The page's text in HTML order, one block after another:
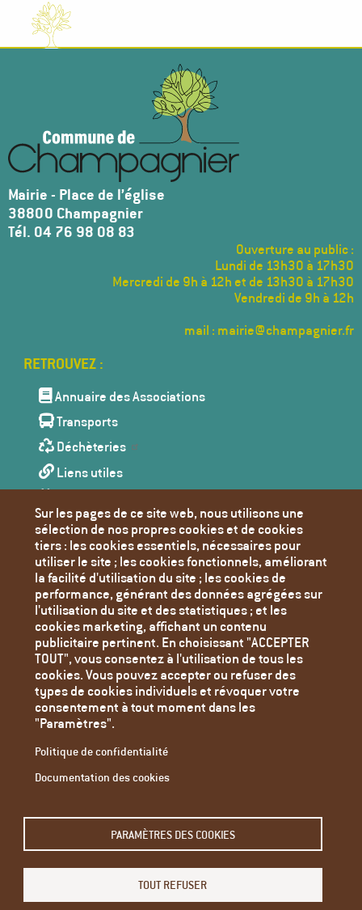
Mairie - Place de l’église
38800 Champagnier
Tél. 04 76 98 08 83
Ouverture au public :
Lundi de 13h30 à 17h30
Mercredi de 9h à 12h et de 13h30 à 17h30
Vendredi de 9h à 12h
mail : mairie@champagnier.fr
Menu
Annuaire des Associations
Transports
Déchèteries
Liens utiles
Toutes les actualités
Contact
Mentions Légales
Politique de confidentialité
Paramètres des cookies
Restez informé - abonnez-vous à notre newsletter.
Sur les pages de ce site web, nous utilisons une
sélection de nos propres cookies et de cookies
tiers : les cookies essentiels, nécessaires pour
utiliser le site ; les cookies fonctionnels, améliorant
la facilité d'utilisation du site ; les cookies de
performance, générant des données agrégées sur
l'utilisation du site et des statistiques ; et les
cookies marketing, affichant un contenu
publicitaire pertinent. En choisissant "ACCEPTER
TOUT", vous consentez à l'utilisation de tous les
cookies. Vous pouvez accepter ou refuser des
types de cookies individuels et révoquer votre
consentement à tout moment dans les
"Paramètres".
Politique de confidentialité
Documentation des cookies
PARAMÈTRES DES COOKIES
TOUT REFUSER